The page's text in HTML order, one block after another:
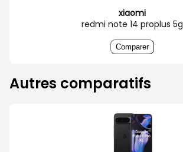
xiaomi
redmi note 14 proplus 5g
Comparer
Autres comparatifs